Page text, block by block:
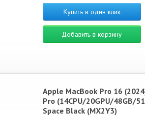
Купить в один клик
Добавить в корзину
Apple MacBook Pro 16
Pro (14CPU/20GPU/48GB/
Space Black (MX2Y3)